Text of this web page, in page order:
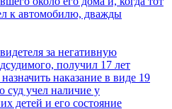
к автомобилю, дважды
за негативную
получил 17 лет
наказание в виде 19
суд учел наличие у
детей и его состояние